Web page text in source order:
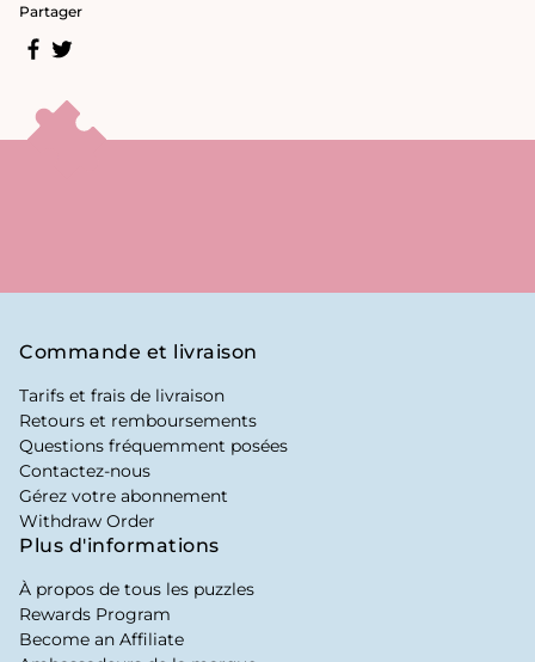
Partager
Commande et livraison
Tarifs et frais de livraison
Retours et remboursements
Questions fréquemment posées
Contactez-nous
Gérez votre abonnement
Withdraw Order
Plus d'informations
À propos de tous les puzzles
Rewards Program
Become an Affiliate